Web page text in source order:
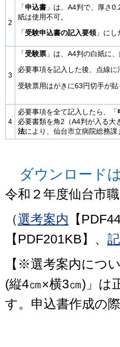
2
「申込書 」は、A4判で、厚さ
紙は使用不可。
「受験申込書の記入要領」にし
3
「受験票 」は、A4判の白紙に
必要事項を記入した後、点線
受験票用はがきに63円切手が貼
4
必要事項を全て記入したら、「
必要書類を角2（A4判が入る大
法により、仙台市立病院総務課
ダウンロード
令和２年度仙台市
（選考案内 【
【PDF201KB】、
【※選考案内につ
(縦4㎝×横3㎝)」は
す。申込書作成の